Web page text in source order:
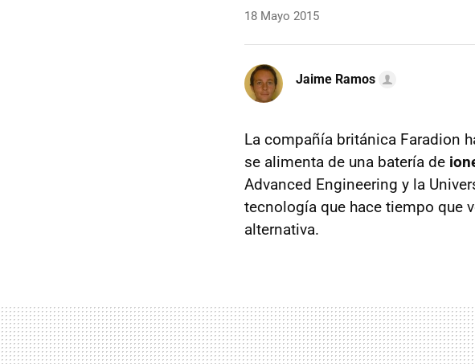
18 Mayo 2015
Jaime Ramos
La compañía británica Faradion
se alimenta de una batería de
Advanced Engineering y la
tecnología que hace tiempo que
alternativa.